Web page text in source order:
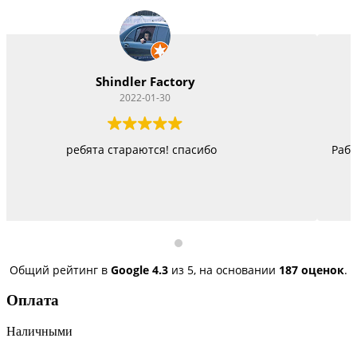
Vitacom Xpert
Работают как черти, стараются изо всех сил,
Общий рейтинг в Google 4.3 из 5, на основании 187 оценок.
Оплата
Наличными